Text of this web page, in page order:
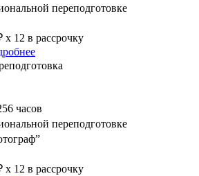
переподготовке
x 12 в рассрочку
часов
переподготовке
x 12 в рассрочку